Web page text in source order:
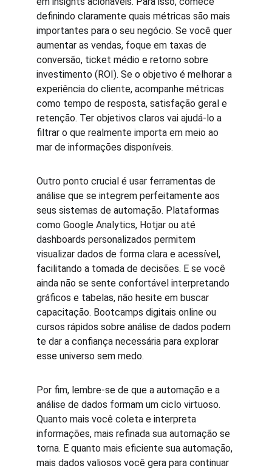
definindo claramente quais métricas são mais
importantes para o seu negócio. Se você quer
aumentar as vendas, foque em taxas de
conversão, ticket médio e retorno sobre
investimento (ROI). Se o objetivo é melhorar a
experiência do cliente, acompanhe métricas
como tempo de resposta, satisfação geral e
retenção. Ter objetivos claros vai ajudá-lo a
filtrar o que realmente importa em meio ao
mar de informações disponíveis.
Outro ponto crucial é usar ferramentas de
análise que se integrem perfeitamente aos
seus sistemas de automação. Plataformas
como Google Analytics, Hotjar ou até
dashboards personalizados permitem
visualizar dados de forma clara e acessível,
facilitando a tomada de decisões. E se você
ainda não se sente confortável interpretando
gráficos e tabelas, não hesite em buscar
capacitação. Bootcamps digitais online ou
cursos rápidos sobre análise de dados podem
te dar a confiança necessária para explorar
esse universo sem medo.
Por fim, lembre-se de que a automação e a
análise de dados formam um ciclo virtuoso.
Quanto mais você coleta e interpreta
informações, mais refinada sua automação se
torna. E quanto mais eficiente sua automação,
mais dados valiosos você gera para continuar